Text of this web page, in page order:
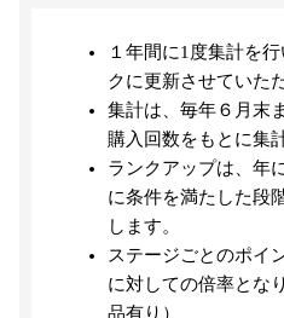
１年間に1度集計を
クに更新させていた
集計は、毎年６月末
購入回数をもとに集
ランクアップは、年
に条件を満たした段
します。
ステージごとのポイ
に対しての倍率とな
品有り）